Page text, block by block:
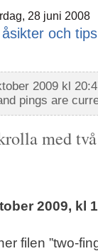
28 juni 2008
och tips
2009 kl
pings are
med
2009, kl
filen ”two-